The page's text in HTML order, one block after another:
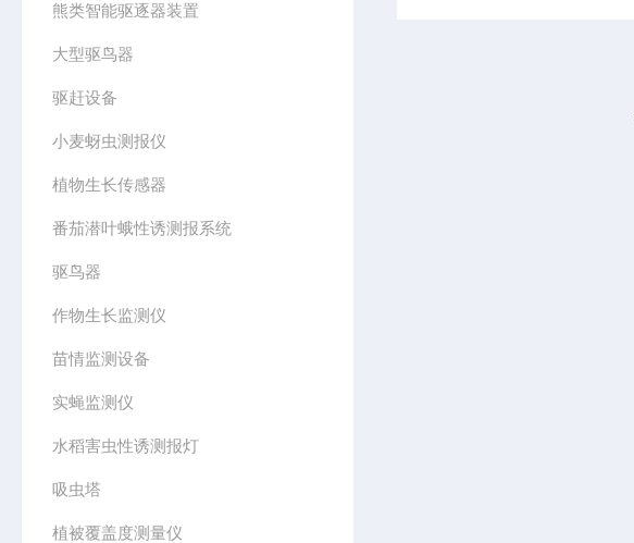
熊类智能驱逐器装置
大型驱鸟器
驱赶设备
小麦蚜虫测报仪
植物生长传感器
番茄潜叶蛾性诱测报系统
驱鸟器
作物生长监测仪
苗情监测设备
实蝇监测仪
水稻害虫性诱测报灯
吸虫塔
植被覆盖度测量仪